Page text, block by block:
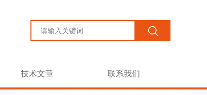
技术文章 联系我们